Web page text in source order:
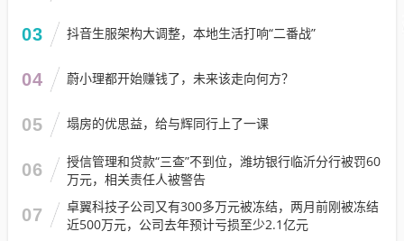
03 抖音生服架构大调整，本地生活打响“二番战”
04 蔚小理都开始赚钱了，未来该走向何方？
05 塌房的优思益，给与辉同行上了一课
06
授信管理和贷款“三查”不到位，潍坊银行临沂分行被罚60
万元，相关责任人被警告
07
卓翼科技子公司又有300多万元被冻结，两月前刚被冻结
近500万元，公司去年预计亏损至少2.1亿元